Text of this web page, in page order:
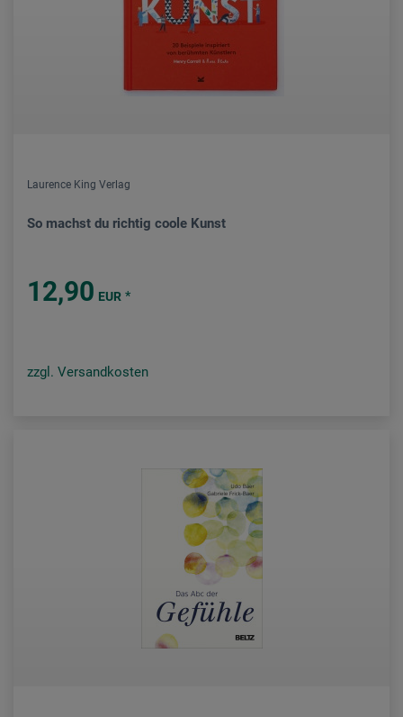
Laurence King Verlag
So machst du richtig coole Kunst
12,90 EUR *
zzgl. Versandkosten